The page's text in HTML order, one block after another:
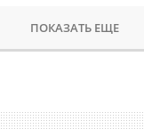
ПОКАЗАТЬ ЕЩЕ